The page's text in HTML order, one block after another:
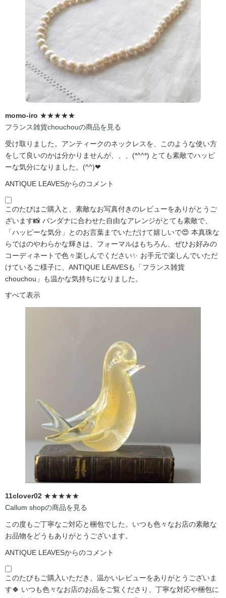
momo-iro ★★★★★
フランス雑貨chouchouの商品を見る
受け取りました。アンティークのネックレスを、このような使い方
をして良いのかは分かりませんが、、、(*^^*) とても素敵でハッピ
ーな気分になりました。(^^)❤
ANTIQUE LEAVESからのコメント
このたびはご購入と、素敵なお写真付きのレビューをありがとうご
ざいます📸 バンダナに合わせた自由なアレンジがとても素敵で、
「ハッピーな気分」とのお言葉までいただけて嬉しいで😍 本真珠な
らではのやわらかな輝きは、フォーマルはもちろん、ぜひお好みの
コーディネートで色々楽しんでください✨ お手元で楽しんでいただ
けているご様子に、ANTIQUE LEAVESも「フランス雑貨
chouchou」も温かな気持ちになりました。
すべて表示
11clover02 ★★★★★
Callum shopの商品を見る
この度もご丁寧なご対応と梱包でした。いつも色々なお店の素敵な
お品物をどうもありがとうございます。
ANTIQUE LEAVESからのコメント
このたびもご購入いただき、温かいレビューをありがとうございま
す🍀 いつも色々なお店のお品をご覧くださり、丁寧な対応や梱包に